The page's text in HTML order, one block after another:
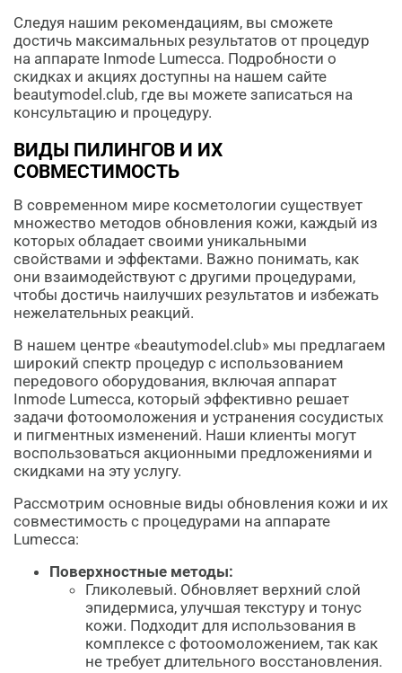
Следуя нашим рекомендациям, вы сможете
достичь максимальных результатов от процедур
на аппарате Inmode Lumecca. Подробности о
скидках и акциях доступны на нашем сайте
beautymodel.club, где вы можете записаться на
консультацию и процедуру.
ВИДЫ ПИЛИНГОВ И ИХ
СОВМЕСТИМОСТЬ
В современном мире косметологии существует
множество методов обновления кожи, каждый из
которых обладает своими уникальными
свойствами и эффектами. Важно понимать, как
они взаимодействуют с другими процедурами,
чтобы достичь наилучших результатов и избежать
нежелательных реакций.
В нашем центре «beautymodel.club» мы предлагаем
широкий спектр процедур с использованием
передового оборудования, включая аппарат
Inmode Lumecca, который эффективно решает
задачи фотоомоложения и устранения сосудистых
и пигментных изменений. Наши клиенты могут
воспользоваться акционными предложениями и
скидками на эту услугу.
Рассмотрим основные виды обновления кожи и их
совместимость с процедурами на аппарате
Lumecca:
Поверхностные методы:
Гликолевый. Обновляет верхний слой
эпидермиса, улучшая текстуру и тонус
кожи. Подходит для использования в
комплексе с фотоомоложением, так как
не требует длительного восстановления.